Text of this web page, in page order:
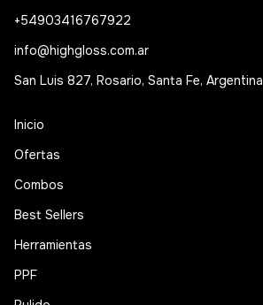
+54903416767922
info@highgloss.com.ar
San Luis 827, Rosario, Santa Fe, Argentina
Inicio
Ofertas
Combos
Best Sellers
Herramientas
PPF